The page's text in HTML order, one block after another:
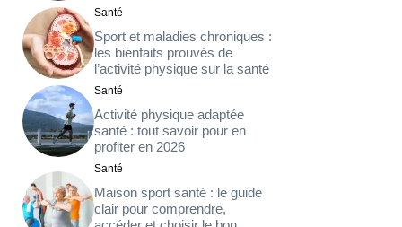
Santé
Sport et maladies chroniques :
les bienfaits prouvés de
l’activité physique sur la santé
Santé
Activité physique adaptée
santé : tout savoir pour en
profiter en 2026
Santé
Maison sport santé : le guide
clair pour comprendre,